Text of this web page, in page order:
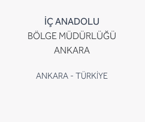
İÇ ANADOLU
BÖLGE MÜDÜRLÜĞÜ
ANKARA
ANKARA - TÜRKİYE